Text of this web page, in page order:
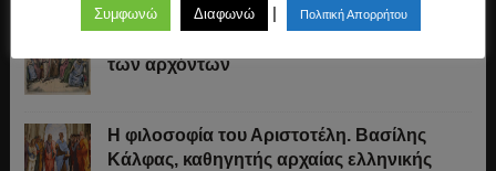
των αρχόντων
Η φιλοσοφία του Αριστοτέλη. Βασίλης
Κάλφας, καθηγητής αρχαίας ελληνικής
Συμφωνώ Διαφωνώ | Πολιτική Απορρήτου